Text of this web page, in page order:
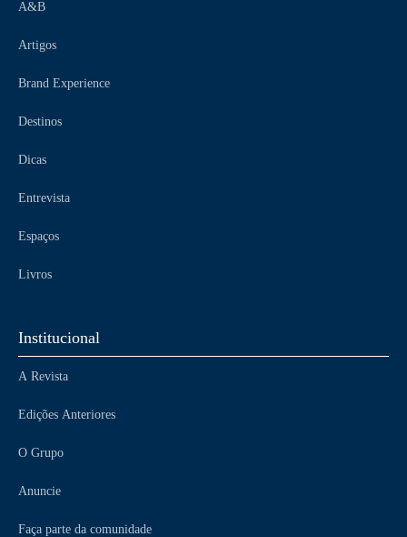
A&B
Artigos
Brand Experience
Destinos
Dicas
Entrevista
Espaços
Livros
Institucional
A Revista
Edições Anteriores
O Grupo
Anuncie
Faça parte da comunidade